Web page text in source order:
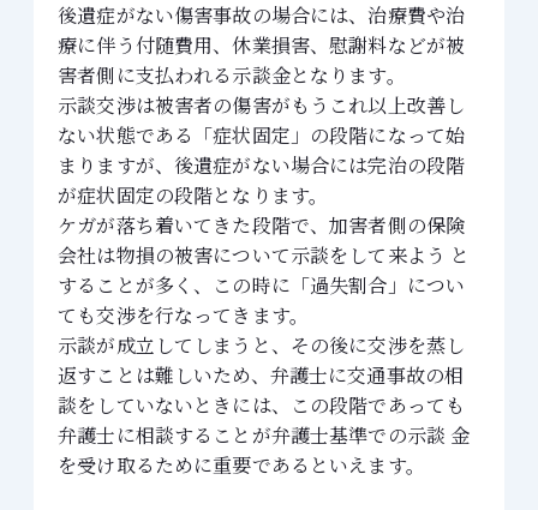
後遺症がない傷害事故の場合には、治療費や治
療に伴う付随費用、休業損害、慰謝料などが被
害者側に支払われる示談金となります。
示談交渉は被害者の傷害がもうこれ以上改善し
ない状態である「症状固定」の段階になって始
まりますが、後遺症がない場合には完治の段階
が症状固定の段階となります。
ケガが落ち着いてきた段階で、加害者側の保険
会社は物損の被害について示談をして来よう と
することが多く、この時に「過失割合」につい
ても交渉を行なってきます。
示談が成立してしまうと、その後に交渉を蒸し
返すことは難しいため、弁護士に交通事故の相
談をしていないときには、この段階であっても
弁護士に相談することが弁護士基準での示談 金
を受け取るために重要であるといえます。